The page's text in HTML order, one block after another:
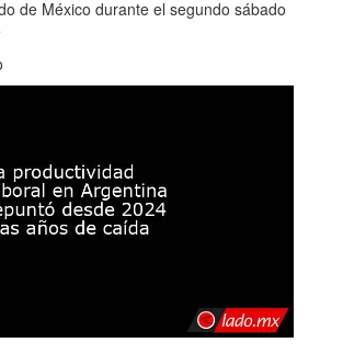
de México durante el segundo sábado